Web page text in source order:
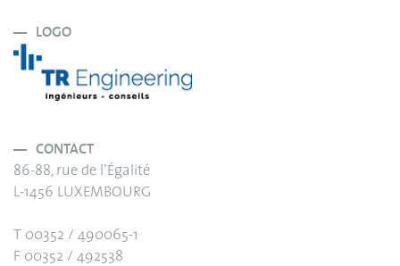
LOGO
CONTACT
86-88, rue de l’Égalité
L-1456 LUXEMBOURG
T 00352 / 490065-1
F 00352 / 492538